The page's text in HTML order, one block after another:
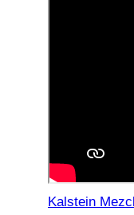
Kalstein